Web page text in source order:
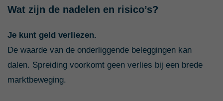
Wat zijn de nadelen en risico’s?
Je kunt geld verliezen.
De waarde van de onderliggende beleggingen kan
dalen. Spreiding voorkomt geen verlies bij een brede
marktbeweging.